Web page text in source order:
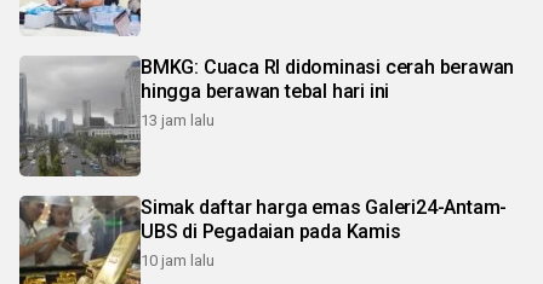
BMKG: Cuaca RI didominasi cerah berawan
hingga berawan tebal hari ini
13 jam lalu
Simak daftar harga emas Galeri24-Antam-
UBS di Pegadaian pada Kamis
10 jam lalu